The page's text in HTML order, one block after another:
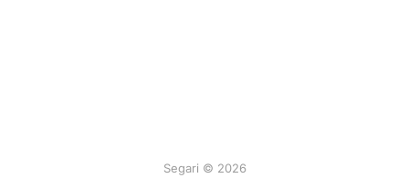
Segari © 2026